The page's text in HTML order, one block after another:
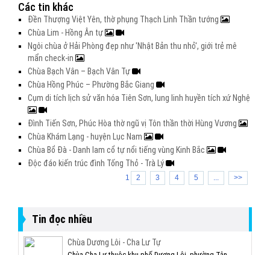
Các tin khác
Đền Thượng Việt Yên, thờ phụng Thạch Linh Thần tướng
Chùa Lim - Hồng Ân tự
Ngôi chùa ở Hải Phòng đẹp như 'Nhật Bản thu nhỏ', giới trẻ mê
mẩn check-in
Chùa Bạch Vân – Bạch Vân Tự
Chùa Hồng Phúc – Phường Bắc Giang
Cụm di tích lịch sử văn hóa Tiên Sơn, lung linh huyền tích xứ Nghệ
Đình Tiến Sơn, Phúc Hòa thờ ngũ vị Tôn thần thời Hùng Vương
Chùa Khám Lạng - huyện Lục Nam
Chùa Bổ Đà - Danh lam cổ tự nổi tiếng vùng Kinh Bắc
Độc đáo kiến trúc đình Tống Thỏ - Trà Lý
1 2 3 4 5 ... >>
Tin đọc nhiều
Chùa Dương Lôi - Cha Lư Tự